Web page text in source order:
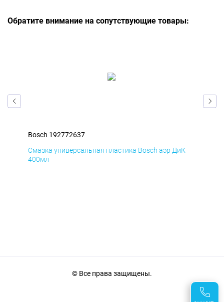
Обратите внимание на сопутствующие товары:
Bosch 192772637
Смазка универсальная пластика Bosch аэр ДиК
400мл
© Все права защищены.